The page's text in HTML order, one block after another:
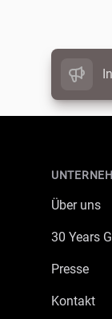
Über uns
30 Years
Presse
Kontakt